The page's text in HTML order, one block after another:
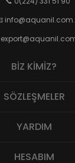
BİZ KİMİZ?
SÖZLEŞMELER
YARDIM
HESABIM